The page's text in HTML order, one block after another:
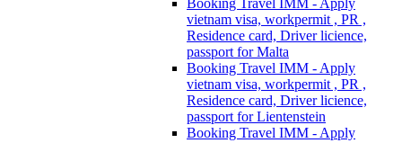
Booking Travel IMM - Apply
vietnam visa, workpermit , PR ,
Residence card, Driver licience,
passport for Malta
Booking Travel IMM - Apply
vietnam visa, workpermit , PR ,
Residence card, Driver licience,
passport for Lientenstein
Booking Travel IMM - Apply